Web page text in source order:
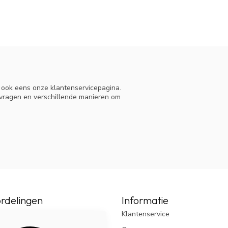
te doseren ipv zelf te maken, top spul
eens onze klantenservicepagina.
en verschillende manieren om
Informatie
Klantenservice